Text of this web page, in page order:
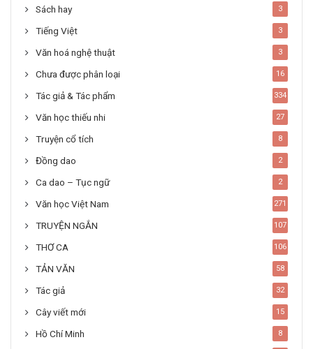
Sách hay 3
Tiếng Việt 3
Văn hoá nghệ thuật 3
Chưa được phân loại 16
Tác giả & Tác phẩm 334
Văn học thiếu nhi 27
Truyện cổ tích 8
Đồng dao 2
Ca dao – Tục ngữ 2
Văn học Việt Nam 271
TRUYỆN NGẮN 107
THƠ CA 106
TẢN VĂN 58
Tác giả 32
Cây viết mới 15
Hồ Chí Minh 8